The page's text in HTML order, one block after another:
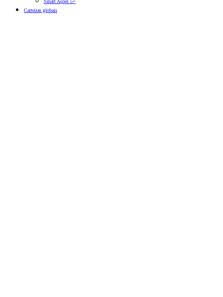
Smart Ações 5+
Carteiras globais